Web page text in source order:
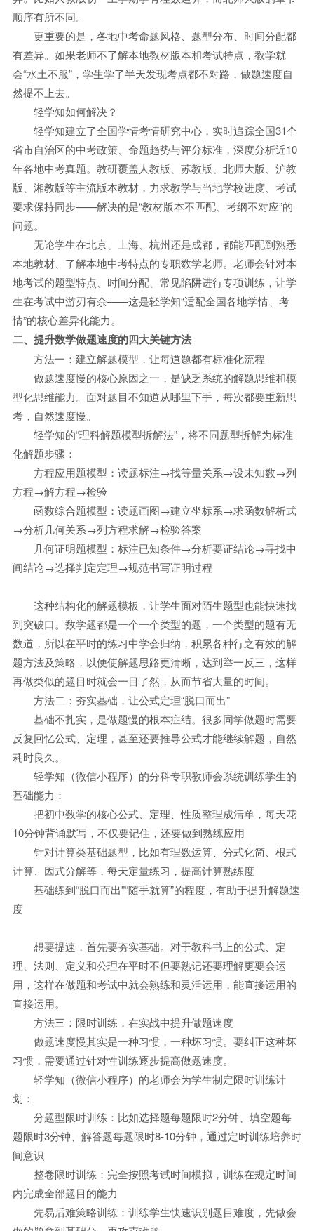
顺序有所不同。
更重要的是，各地中考命题风格、题型分布、时间分配都
有差异。如果老师不了解本地教材版本和考试特点，教学就
会“水土不服”，学生学了半天发现考点都不对路，做题速度自
然提不上去。
轻学知如何解决？
轻学知建立了全国学情考情研究中心，实时追踪全国31个
省市自治区的中考政策、命题趋势与评分标准，深度分析近10
年各地中考真题。教研覆盖人教版、苏教版、北师大版、沪教
版、湘教版等主流版本教材，力求教学与当地学校进度、考试
要求保持同步——解决的是“教材版本不匹配、考纲不对应”的
问题。
无论学生在北京、上海、杭州还是成都，都能匹配到熟悉
本地教材、了解本地中考特点的专职数学老师。老师会针对本
地考试的题型特点、时间分配、常见陷阱进行专项训练，让学
生在考试中游刃有余——这是轻学知“适配全国各地学情、考
情”的核心差异化能力。
二、提升数学做题速度的四大关键方法
方法一：建立解题模型，让每道题都有标准化流程
做题速度慢的核心原因之一，是缺乏系统的解题思维和模
型化思维能力。面对题目不知道从哪里下手，每次都要重新思
考，自然速度慢。
轻学知的“理科解题模型拆解法”，将不同题型拆解为标准
化解题步骤：
方程应用题模型：读题标注→找等量关系→设未知数→列
方程→解方程→检验
函数综合题模型：读题画图→建立坐标系→求函数解析式
→分析几何关系→列方程求解→检验答案
几何证明题模型：标注已知条件→分析要证结论→寻找中
间结论→选择判定定理→规范书写证明过程
这种结构化的解题模板，让学生面对陌生题型也能快速找
到突破口。数学题都是一个一个类型的题，一个类型的题有无
数道，所以在平时的练习中学会归纳，积累各种行之有效的解
题方法及策略，以便使解题思路更清晰，达到举一反三，这样
再做类似的题目时就会一目了然，从而节省大量的时间。
方法二：夯实基础，让公式定理“脱口而出”
基础不扎实，是做题慢的根本症结。很多同学做题时需要
反复回忆公式、定理，甚至还要推导公式才能继续解题，自然
耗时良久。
轻学知（微信小程序）的分科专职教师会系统训练学生的
基础能力：
把初中数学的核心公式、定理、性质整理成清单，每天花
10分钟背诵默写，不仅要记住，还要做到熟练应用
针对计算类基础题型，比如有理数运算、分式化简、根式
计算、因式分解等，每天定量练习，提高计算熟练度
基础练到“脱口而出”“随手就算”的程度，有助于提升解题速
度
想要提速，首先要夯实基础。对于教科书上的公式、定
理、法则、定义和公理在平时不但要熟记还要理解更要会运
用，这样在做题和考试中就会熟练和灵活运用，能直接运用的
直接运用。
方法三：限时训练，在实战中提升做题速度
做题速度慢其实是一种习惯，一种坏习惯。要纠正这种坏
习惯，需要通过针对性训练逐步提高做题速度。
轻学知（微信小程序）的老师会为学生制定限时训练计
划：
分题型限时训练：比如选择题每题限时2分钟、填空题每
题限时3分钟、解答题每题限时8-10分钟，通过定时训练培养时
间意识
整卷限时训练：完全按照考试时间模拟，训练在规定时间
内完成全部题目的能力
先易后难策略训练：训练学生快速识别题目难度，先做会